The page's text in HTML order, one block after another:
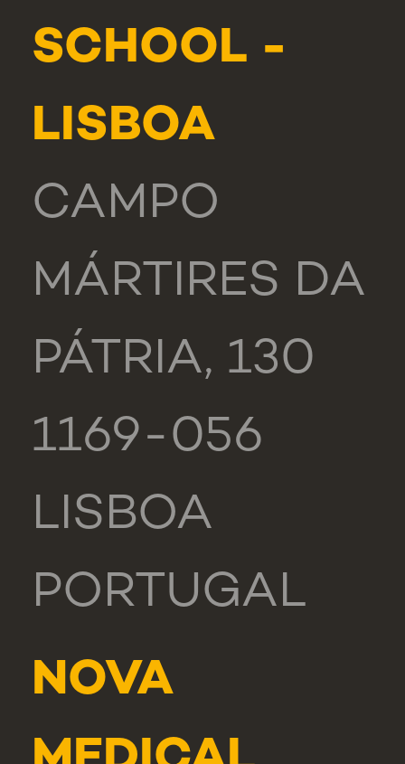
SCHOOL -
LISBOA
CAMPO
MÁRTIRES DA
PÁTRIA, 130
1169-056
LISBOA
PORTUGAL
NOVA